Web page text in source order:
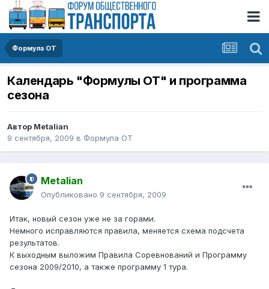
Формула ОТ
Календарь "Формулы ОТ" и программа
сезона
Автор Metalian
9 сентября, 2009 в Формула ОТ
Metalian
Опубликовано 9 сентября, 2009
Итак, новый сезон уже не за горами.
Немного исправляются правила, меняется схема подсчета
результатов.
К выходным выложим Правила Соревнований и Программу
сезона 2009/2010, а также программу 1 тура.